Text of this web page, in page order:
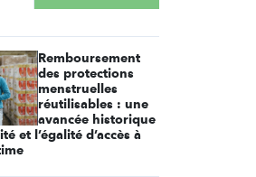
Remboursement
des protections
menstruelles
réutilisables : une
avancée historique
et l’égalité d’accès à